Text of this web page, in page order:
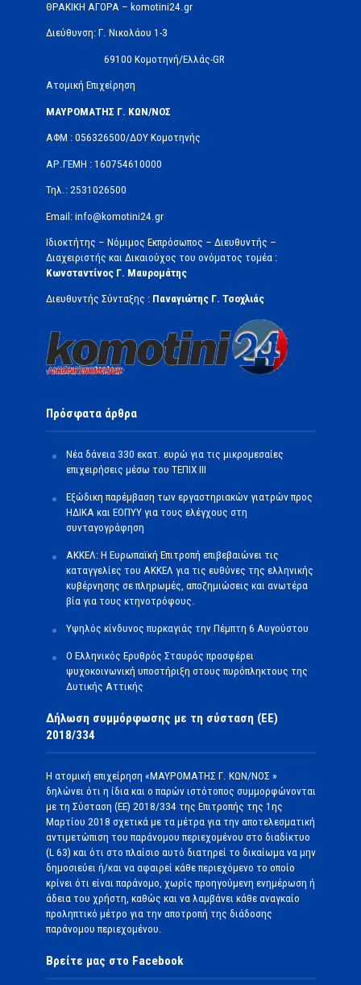
ΘΡΑΚΙΚΗ ΑΓΟΡΑ – komotini24.gr
Διεύθυνση: Γ. Νικολάου 1-3
69100 Κομοτηνή/Ελλάς-GR
Ατομική Επιχείρηση
ΜΑΥΡΟΜΑΤΗΣ Γ. ΚΩΝ/ΝΟΣ
ΑΦΜ : 056326500/ΔOΥ Κομοτηνής
ΑΡ.ΓΕΜΗ : 160754610000
Τηλ.: 2531026500
Email: info@komotini24.gr
Ιδιοκτήτης – Νόμιμος Εκπρόσωπος – Διευθυντής –
Διαχειριστής και Δικαιούχος του ονόματος τομέα :
Κωνσταντίνος Γ. Μαυρομάτης
Διευθυντής Σύνταξης : Παναγιώτης Γ. Τσοχλιάς
Πρόσφατα άρθρα
Νέα δάνεια 330 εκατ. ευρώ για τις μικρομεσαίες
επιχειρήσεις μέσω του ΤΕΠΙΧ ΙΙΙ
Εξώδικη παρέμβαση των εργαστηριακών γιατρών προς
ΗΔΙΚΑ και ΕΟΠΥΥ για τους ελέγχους στη
συνταγογράφηση
ΑΚΚΕΛ: Η Ευρωπαϊκή Επιτροπή επιβεβαιώνει τις
καταγγελίες του ΑΚΚΕΛ για τις ευθύνες της ελληνικής
κυβέρνησης σε πληρωμές, αποζημιώσεις και ανωτέρα
βία για τους κτηνοτρόφους.
Υψηλός κίνδυνος πυρκαγιάς την Πέμπτη 6 Αυγούστου
Ο Ελληνικός Ερυθρός Σταυρός προσφέρει
ψυχοκοινωνική υποστήριξη στους πυρόπληκτους της
Δυτικής Αττικής
Δήλωση συμμόρφωσης με τη σύσταση (ΕΕ)
2018/334
Η ατομική επιχείρηση «ΜΑΥΡΟΜΑΤΗΣ Γ. ΚΩΝ/ΝΟΣ »
δηλώνει ότι η ίδια και ο παρών ιστότοπος συμμορφώνονται
με τη Σύσταση (ΕΕ) 2018/334 της Επιτροπής της 1ης
Μαρτίου 2018 σχετικά με τα μέτρα για την αποτελεσματική
αντιμετώπιση του παράνομου περιεχομένου στο διαδίκτυο
(L 63) και ότι στο πλαίσιο αυτό διατηρεί το δικαίωμα να μην
δημοσιεύει ή/και να αφαιρεί κάθε περιεχόμενο το οποίο
κρίνει ότι είναι παράνομο, χωρίς προηγούμενη ενημέρωση ή
άδεια του χρήστη, καθώς και να λαμβάνει κάθε αναγκαίο
προληπτικό μέτρο για την αποτροπή της διάδοσης
παράνομου περιεχομένου.
Βρείτε μας στο Facebook